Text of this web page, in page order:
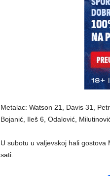
Metalac: Watson 21, Davis 31,
Bojanić, Ileš 6, Odalović,
U subotu u valjevskoj hali
sati.